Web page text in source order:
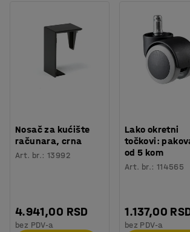
Nosač za kućište
računara, crna
Art. br.:13992
4.941,00 RSD
bez PDV-a
Lako okretni
točkovi:
od 5 kom
Art. br.: 114565
1.137,00
bez PDV-a